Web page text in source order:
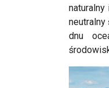
naturalny
dnu